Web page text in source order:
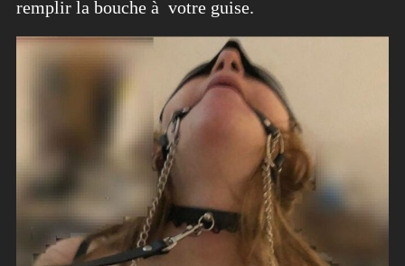
remplir la bouche à votre guise.